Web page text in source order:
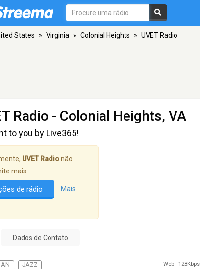
States » Virginia » Colonial Heights » UVET Radio
Radio - Colonial Heights, VA
to you by Live365!
UVET Radionão
mais.
de rádio Mais
Dados de Contato
JAZZ Web - 128Kbps